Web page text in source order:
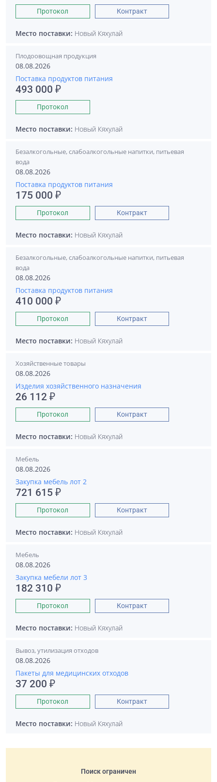
Протокол Контракт
Место поставки: Новый Кяхулай
Плодоовощная продукция
08.08.2026
Поставка продуктов питания
493 000 ₽
Протокол
Место поставки: Новый Кяхулай
Безалкогольные, слабоалкогольные напитки, питьевая
вода
08.08.2026
Поставка продуктов питания
175 000 ₽
Протокол Контракт
Место поставки: Новый Кяхулай
Безалкогольные, слабоалкогольные напитки, питьевая
вода
08.08.2026
Поставка продуктов питания
410 000 ₽
Протокол Контракт
Место поставки: Новый Кяхулай
Хозяйственные товары
08.08.2026
Изделия хозяйственного назначения
26 112 ₽
Протокол Контракт
Место поставки: Новый Кяхулай
Мебель
08.08.2026
Закупка мебель лот 2
721 615 ₽
Протокол Контракт
Место поставки: Новый Кяхулай
Мебель
08.08.2026
Закупка мебели лот 3
182 310 ₽
Протокол Контракт
Место поставки: Новый Кяхулай
Вывоз, утилизация отходов
08.08.2026
Пакеты для медицинских отходов
37 200 ₽
Протокол Контракт
Место поставки: Новый Кяхулай
Поиск ограничен